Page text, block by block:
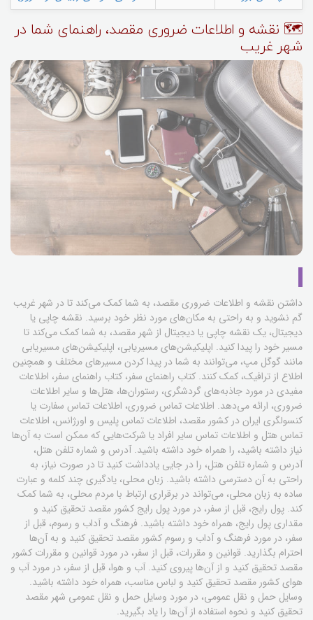
🗺️ نقشه و اطلاعات ضروری مقصد، راهنمای شما در
شهر غریب
داشتن نقشه و اطلاعات ضروری مقصد، به شما کمک می‌کند تا در شهر غریب
گم نشوید و به راحتی به مکان‌های مورد نظر خود برسید. نقشه چاپی یا
دیجیتال، یک نقشه چاپی یا دیجیتال از شهر مقصد، به شما کمک می‌کند تا
مسیر خود را پیدا کنید. اپلیکیشن‌های مسیریابی، اپلیکیشن‌های مسیریابی
مانند گوگل مپ، می‌توانند به شما در پیدا کردن مسیرهای مختلف و همچنین
اطلاع از ترافیک، کمک کنند. کتاب راهنمای سفر، کتاب راهنمای سفر، اطلاعات
مفیدی در مورد جاذبه‌های گردشگری، رستوران‌ها، هتل‌ها و سایر اطلاعات
ضروری، ارائه می‌دهد. اطلاعات تماس ضروری، اطلاعات تماس سفارت یا
کنسولگری ایران در کشور مقصد، اطلاعات تماس پلیس و اورژانس، اطلاعات
تماس هتل و اطلاعات تماس سایر افراد یا شرکت‌هایی که ممکن است به آن‌ها
نیاز داشته باشید، را همراه خود داشته باشید. آدرس و شماره تلفن هتل،
آدرس و شماره تلفن هتل، را در جایی یادداشت کنید تا در صورت نیاز، به
راحتی به آن دسترسی داشته باشید. زبان محلی، یادگیری چند کلمه و عبارت
ساده به زبان محلی، می‌تواند در برقراری ارتباط با مردم محلی، به شما کمک
کند. پول رایج، قبل از سفر، در مورد پول رایج کشور مقصد تحقیق کنید و
مقداری پول رایج، همراه خود داشته باشید. فرهنگ و آداب و رسوم، قبل از
سفر، در مورد فرهنگ و آداب و رسوم کشور مقصد تحقیق کنید و به آن‌ها
احترام بگذارید. قوانین و مقررات، قبل از سفر، در مورد قوانین و مقررات کشور
مقصد تحقیق کنید و از آن‌ها پیروی کنید. آب و هوا، قبل از سفر، در مورد آب و
هوای کشور مقصد تحقیق کنید و لباس مناسب، همراه خود داشته باشید.
وسایل حمل و نقل عمومی، در مورد وسایل حمل و نقل عمومی شهر مقصد
تحقیق کنید و نحوه استفاده از آن‌ها را یاد بگیرید.